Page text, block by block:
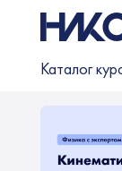
Каталог